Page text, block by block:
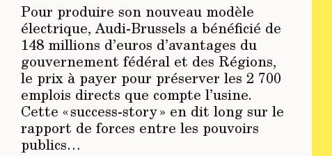
Pour produire son nouveau modèle
électrique, Audi-Brussels a bénéficié de
148 millions d’euros d’avantages du
gouvernement fédéral et des Régions,
le prix à payer pour préserver les 2 700
emplois directs que compte l’usine.
Cette « success-story » en dit long sur le
rapport de forces entre les pouvoirs
publics…